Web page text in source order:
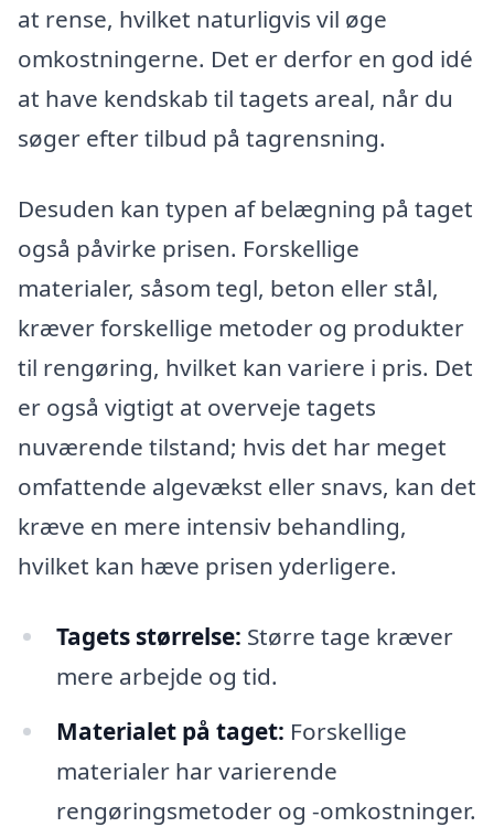
at rense, hvilket naturligvis vil øge
omkostningerne. Det er derfor en god idé
at have kendskab til tagets areal, når du
søger efter tilbud på tagrensning.
Desuden kan typen af belægning på taget
også påvirke prisen. Forskellige
materialer, såsom tegl, beton eller stål,
kræver forskellige metoder og produkter
til rengøring, hvilket kan variere i pris. Det
er også vigtigt at overveje tagets
nuværende tilstand; hvis det har meget
omfattende algevækst eller snavs, kan det
kræve en mere intensiv behandling,
hvilket kan hæve prisen yderligere.
Tagets størrelse: Større tage kræver
mere arbejde og tid.
Materialet på taget: Forskellige
materialer har varierende
rengøringsmetoder og -omkostninger.